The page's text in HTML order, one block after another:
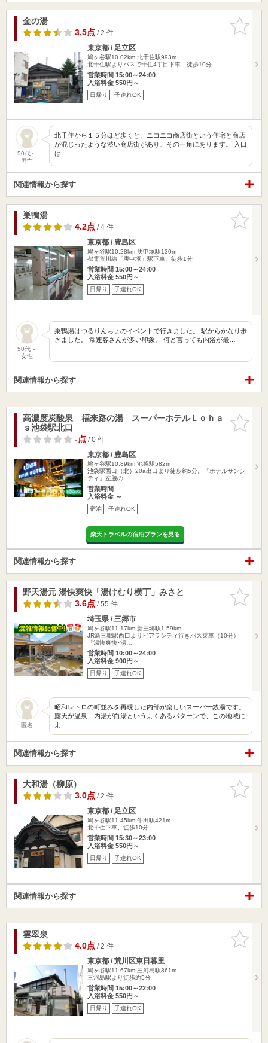
お気に入
りに追加
金の湯
3.5点/ 2 件
東京都 / 足立区
鳩ヶ谷駅10.02km 北千住駅993m
北千住駅よりバスで千住4丁目下車、徒歩10分
営業時間 15:00～24:00
入浴料金 550円～
日帰り 子連れOK
50代～
男性
北千住から１５分ほど歩くと、ニコニコ商店街という住宅と商店
が混じったような渋い商店街があり、その一角にあります。 入口
は…
関連情報から探す
お気に入
りに追加
巣鴨湯
4.2点/ 4 件
東京都 / 豊島区
鳩ヶ谷駅10.28km 庚申塚駅130m
都電荒川線「庚申塚」駅下車、徒歩1分
営業時間 15:00～24:00
入浴料金 550円～
日帰り 子連れOK
50代～
女性
巣鴨湯はつるりんちょのイベントで行きました。 駅からかなり歩
きました。 常連客さんが多い印象。 何と言っても内浴が最…
関連情報から探す
お気に入
りに追加
高濃度炭酸泉 福来路の湯 スーパーホテルＬｏｈａ
ｓ池袋駅北口
-点/ 0 件
東京都 / 豊島区
鳩ヶ谷駅10.89km 池袋駅582m
池袋駅西口（北）20a出口より徒歩約5分。「ホテルサンシ
ティ」左脇の…
営業時間
入浴料金 ～
宿泊 子連れOK
楽天トラベルの宿泊プランを見る
関連情報から探す
お気に入
りに追加
野天湯元 湯快爽快「湯けむり横丁」みさと
3.6点/ 55 件
埼玉県 / 三郷市
鳩ヶ谷駅11.17km 新三郷駅1.59km
JR新三郷駅西口よりピアラシティ行きバス乗車（10分）
「湯快爽快･湯…
営業時間 10:00～24:00
入浴料金 900円～
日帰り 子連れOK
匿名
昭和レトロの町並みを再現した内部が楽しいスーパー銭湯です。
露天が温泉、内湯が白湯というよくあるパターンで、この地域に
よ…
関連情報から探す
お気に入
りに追加
大和湯（柳原）
3.0点/ 2 件
東京都 / 足立区
鳩ヶ谷駅11.45km 牛田駅421m
北千住下車、徒歩10分
営業時間 15:30～23:00
入浴料金 550円～
日帰り 子連れOK
関連情報から探す
お気に入
りに追加
雲翠泉
4.0点/ 2 件
東京都 / 荒川区東日暮里
鳩ヶ谷駅11.67km 三河島駅361m
三河島駅より徒歩約5分
営業時間 15:00～22:00
入浴料金 550円～
日帰り 子連れOK